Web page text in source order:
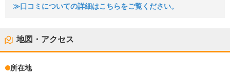
≫口コミについての詳細はこちらをご覧ください。
地図・アクセス
所在地